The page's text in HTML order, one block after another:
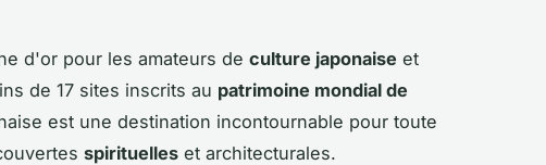
d'or pour les amateurs de culture japonaise et
de 17 sites inscrits au patrimoine mondial de
est une destination incontournable pour toute
spirituelles et architecturales.